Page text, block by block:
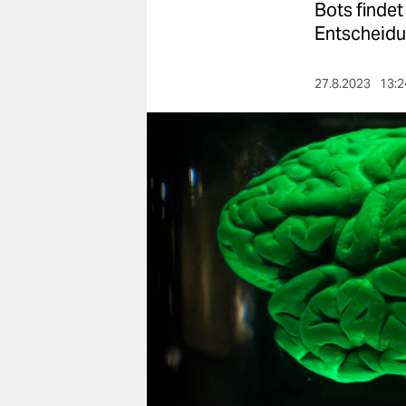
veranstaltungen
fragen & hilfe
unterstützen
Bots
27.8.2023